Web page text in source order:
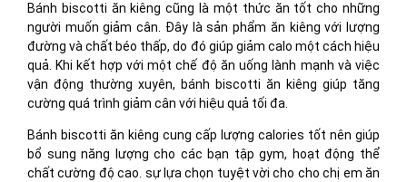
Bánh biscotti ăn kiêng cũng là một thức ăn tốt cho những
người muốn giảm cân. Đây là sản phẩm ăn kiêng với lượng
đường và chất béo thấp, do đó giúp giảm calo một cách hiệu
quả. Khi kết hợp với một chế độ ăn uống lành mạnh và việc
vận động thường xuyên, bánh biscotti ăn kiêng giúp tăng
cường quá trình giảm cân với hiệu quả tối đa.
Bánh biscotti ăn kiêng cung cấp lượng calories tốt nên giúp
bổ sung năng lượng cho các bạn tập gym, hoạt động thể
chất cường độ cao. sự lựa chọn tuyệt vời cho cho chị em ăn